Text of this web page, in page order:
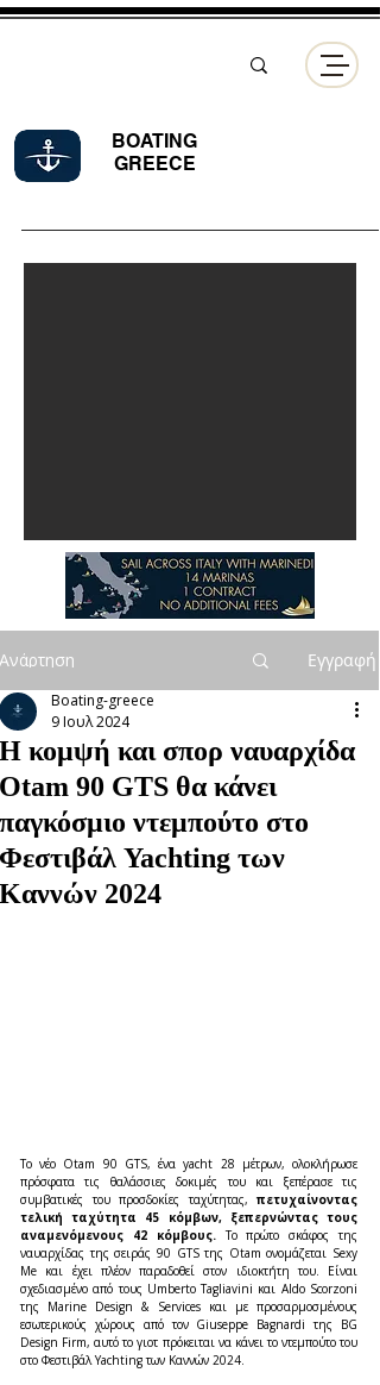
BOATING
GREECE
Ανάρτηση Εγγραφή
Η κομψή και σπορ ναυαρχίδα
Otam 90 GTS θα κάνει
παγκόσμιο ντεμπούτο στο
Φεστιβάλ Yachting των
Καννών 2024
Boating-greece
9 Ιουλ 2024
Το νέο Otam 90 GTS, ένα yacht 28 μέτρων, ολοκλήρωσε
πρόσφατα τις θαλάσσιες δοκιμές του και ξεπέρασε τις
συμβατικές του προσδοκίες ταχύτητας, πετυχαίνοντας
τελική ταχύτητα 45 κόμβων, ξεπερνώντας τους
αναμενόμενους 42 κόμβους. Το πρώτο σκάφος της
ναυαρχίδας της σειράς 90 GTS της Otam ονομάζεται Sexy
Me και έχει πλέον παραδοθεί στον ιδιοκτήτη του. Είναι
σχεδιασμένο από τους Umberto Tagliavini και Aldo Scorzoni
της Marine Design & Services και με προσαρμοσμένους
εσωτερικούς χώρους από τον Giuseppe Bagnardi της BG
Design Firm, αυτό το γιοτ πρόκειται να κάνει το ντεμπούτο του
στο Φεστιβάλ Yachting των Καννών 2024.